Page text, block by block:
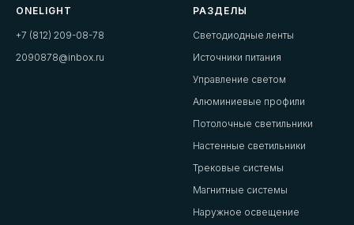
ONELIGHT
+7 (812) 209-08-78
2090878@inbox.ru
РАЗДЕЛЫ
Светодиодные ленты
Источники питания
Управление светом
Алюминиевые профили
Потолочные светильники
Настенные светильники
Трековые системы
Магнитные системы
Наружное освещение